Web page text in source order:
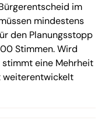
im
mindestens
den Planungsstopp
Stimmen. Wird
eine Mehrheit
weiterentwickelt